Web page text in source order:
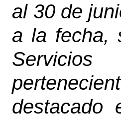
al 30 de
a la fecha,
destacado